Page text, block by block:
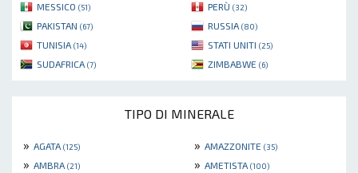
MESSICO (51) PERÙ (32)
PAKISTAN (67) RUSSIA (80)
TUNISIA (14) STATI UNITI (25)
SUDAFRICA (7) ZIMBABWE (6)
TIPO DI MINERALE
» AGATA (125) » AMAZZONITE (35)
» AMBRA (21) » AMETISTA (100)